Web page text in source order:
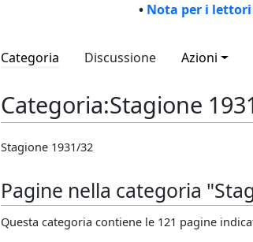
• Nota per i lettori
Categoria Discussione Azioni
Categoria:Stagione
Stagione 1931/32
Pagine nella categoria
Questa categoria contiene le 121 pagine